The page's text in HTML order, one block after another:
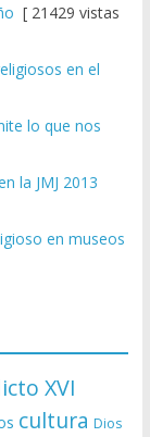
[ 21429 vistas
en el
lo que nos
la JMJ 2013
en museos
XVI
cultura Dios